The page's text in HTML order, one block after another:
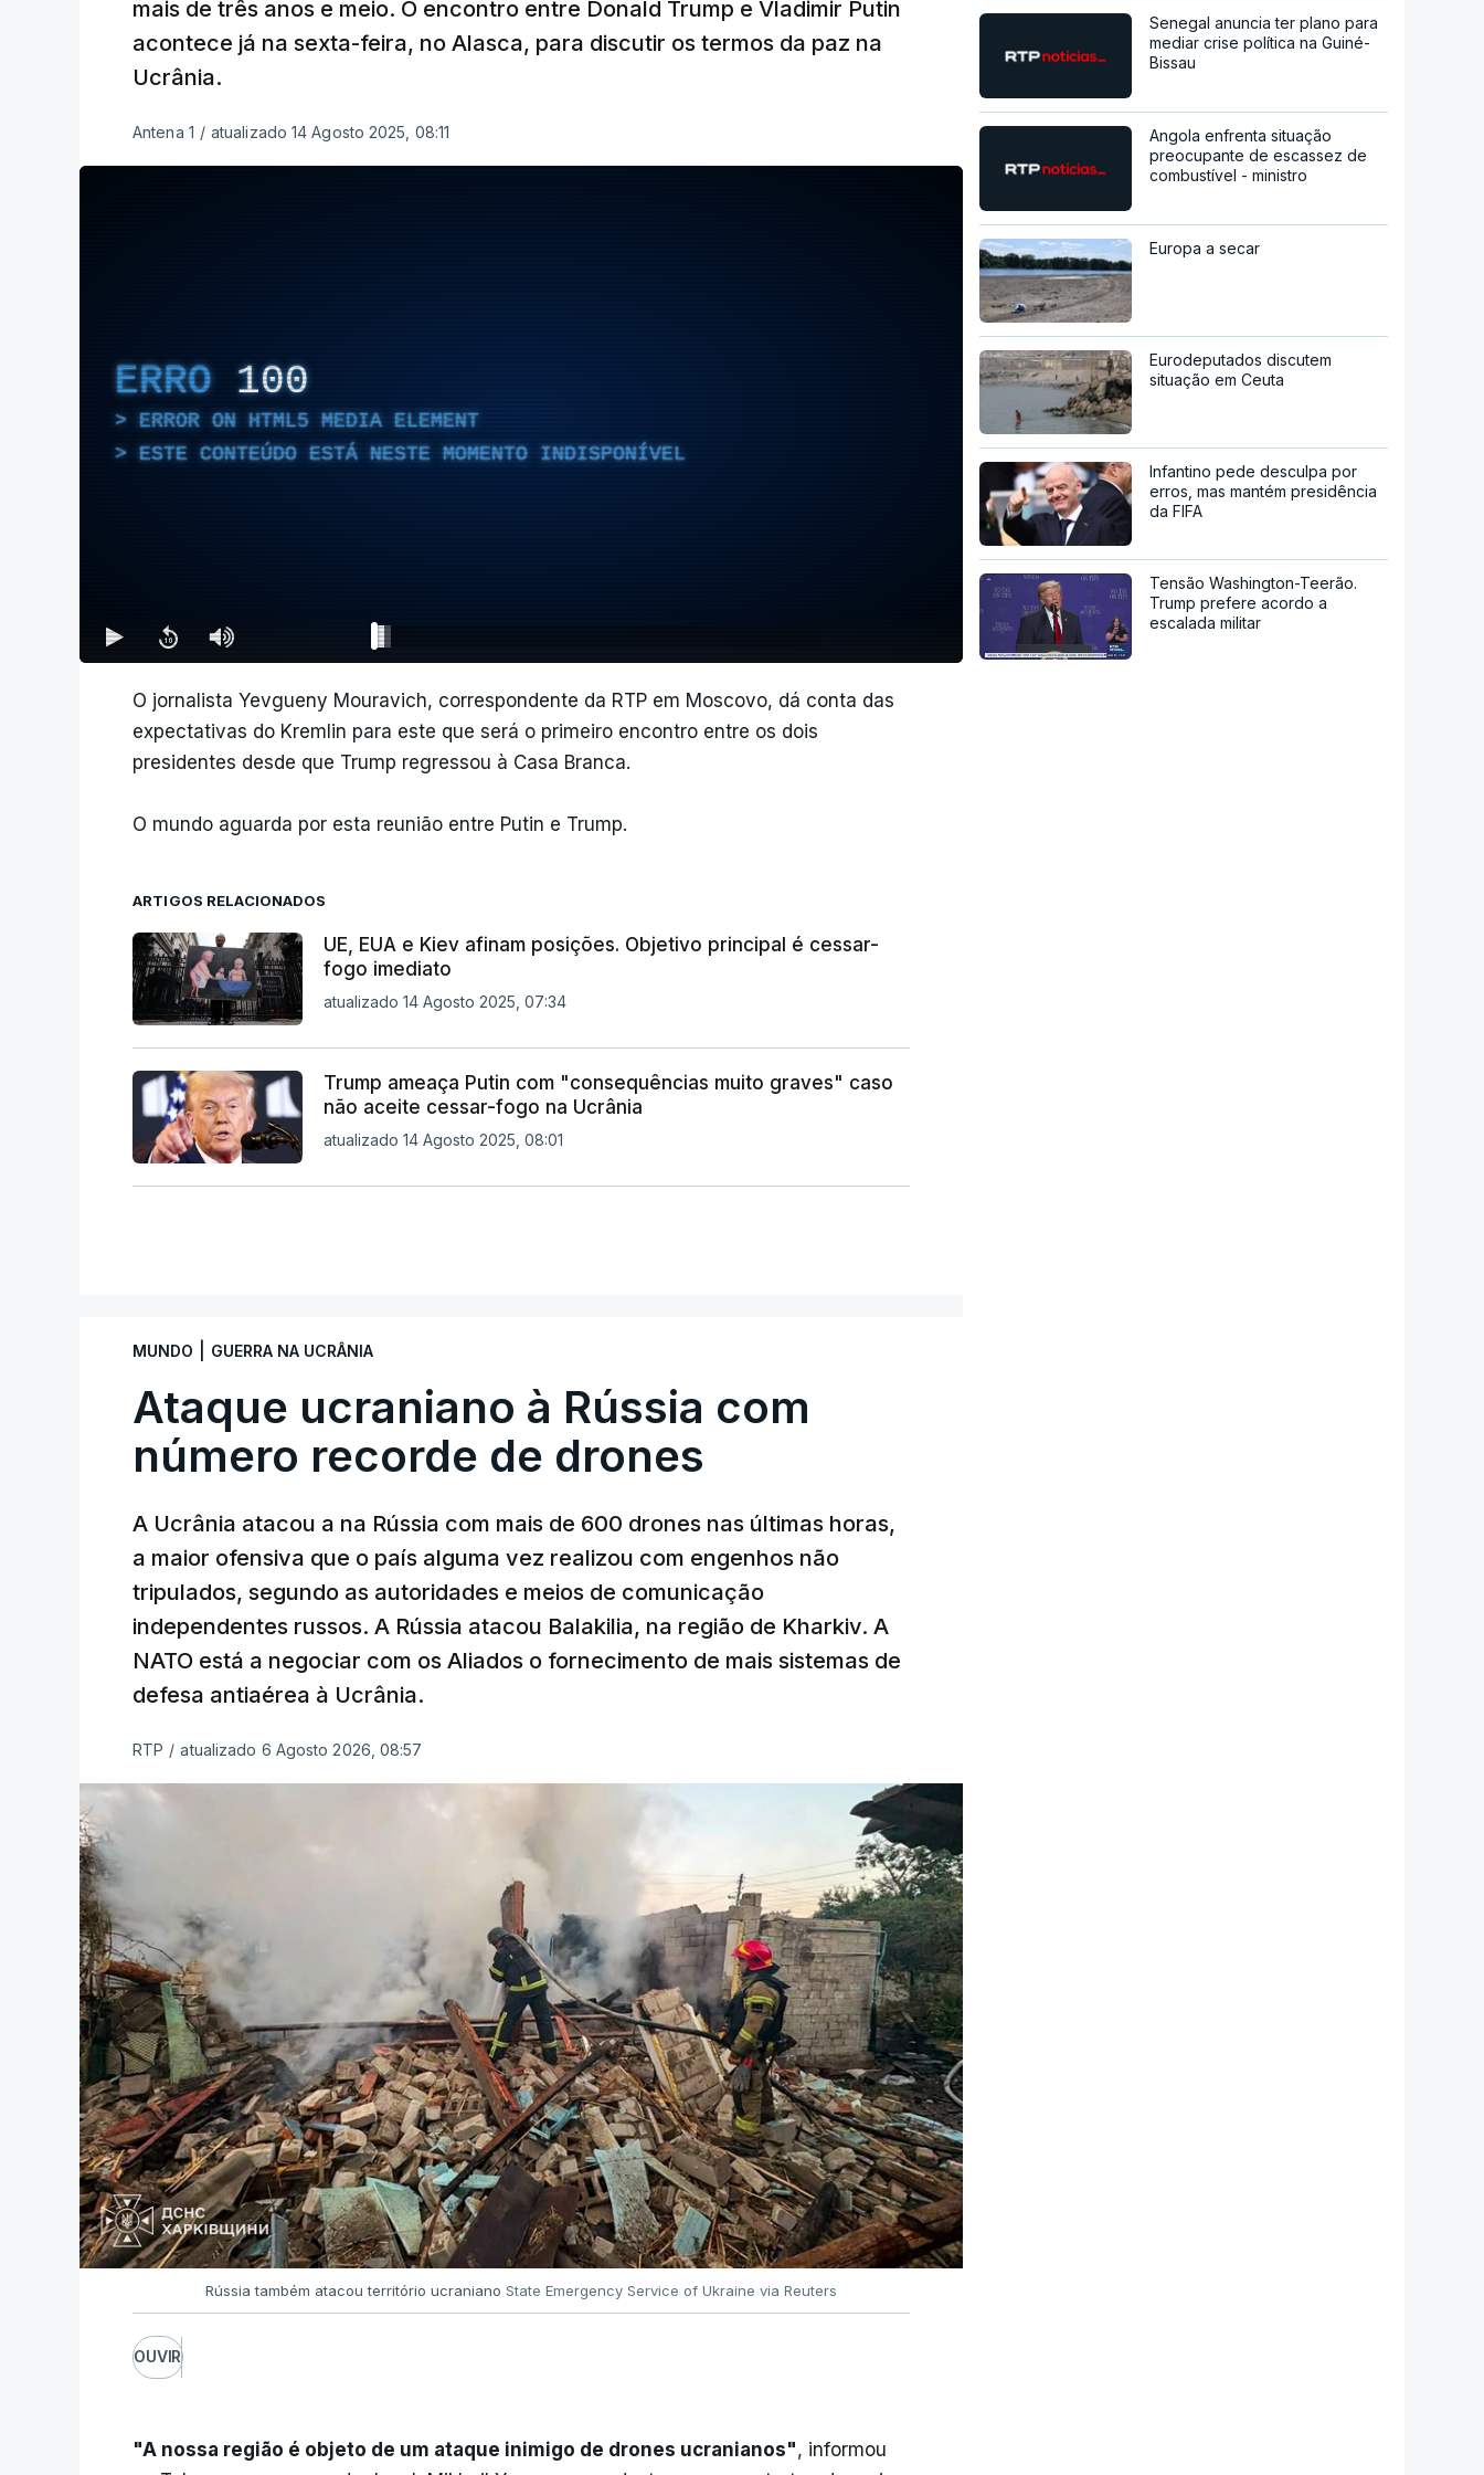
mais de três anos e meio. O encontro entre Donald Trump e Vladimir Putin
acontece já na sexta-feira, no Alasca, para discutir os termos da paz na
Ucrânia.
Antena 1 / atualizado 14 Agosto 2025, 08:11
ERRO 100
ERROR ON HTML5 MEDIA ELEMENT
ESTE CONTEÚDO ESTÁ NESTE MOMENTO INDISPONÍVEL
O jornalista Yevgueny Mouravich, correspondente da RTP em Moscovo, dá conta das
expectativas do Kremlin para este que será o primeiro encontro entre os dois
presidentes desde que Trump regressou à Casa Branca.
O mundo aguarda por esta reunião entre Putin e Trump.
ARTIGOS RELACIONADOS
UE, EUA e Kiev afinam posições. Objetivo principal é cessar-
fogo imediato
atualizado 14 Agosto 2025, 07:34
Trump ameaça Putin com "consequências muito graves" caso
não aceite cessar-fogo na Ucrânia
atualizado 14 Agosto 2025, 08:01
MUNDO GUERRA NA UCRÂNIA
Ataque ucraniano à Rússia com
número recorde de drones
A Ucrânia atacou a na Rússia com mais de 600 drones nas últimas horas,
a maior ofensiva que o país alguma vez realizou com engenhos não
tripulados, segundo as autoridades e meios de comunicação
independentes russos. A Rússia atacou Balakilia, na região de Kharkiv. A
NATO está a negociar com os Aliados o fornecimento de mais sistemas de
defesa antiaérea à Ucrânia.
RTP / atualizado 6 Agosto 2026, 08:57
Rússia também atacou território ucraniano State Emergency Service of Ukraine via Reuters
OUVIR
"A nossa região é objeto de um ataque inimigo de drones ucranianos", informou
Senegal anuncia ter plano para
mediar crise política na Guiné-
Bissau
Angola enfrenta situação
preocupante de escassez de
combustível - ministro
Europa a secar
Eurodeputados discutem
situação em Ceuta
Infantino pede desculpa por
erros, mas mantém presidência
da FIFA
Tensão Washington-Teerão.
Trump prefere acordo a
escalada militar